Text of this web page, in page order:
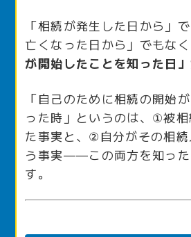
「相続が発生した日から」
亡くなった日から」でもなく
が開始したことを知った日
「自己のために相続の開始
った時」というのは、①被
た事実と、②自分がその相
う事実——この両方を知った
す。